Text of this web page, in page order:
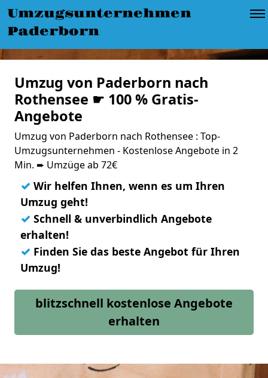
Umzugsunternehmen
Paderborn
Umzug von Paderborn nach
Rothensee ☛ 100 % Gratis-
Angebote
Umzug von Paderborn nach Rothensee : Top-
Umzugsunternehmen - Kostenlose Angebote in 2
Min. ➨ Umzüge ab 72€
✓ Wir helfen Ihnen, wenn es um Ihren
Umzug geht!
✓ Schnell & unverbindlich Angebote
erhalten!
✓ Finden Sie das beste Angebot für Ihren
Umzug!
blitzschnell kostenlose Angebote
erhalten